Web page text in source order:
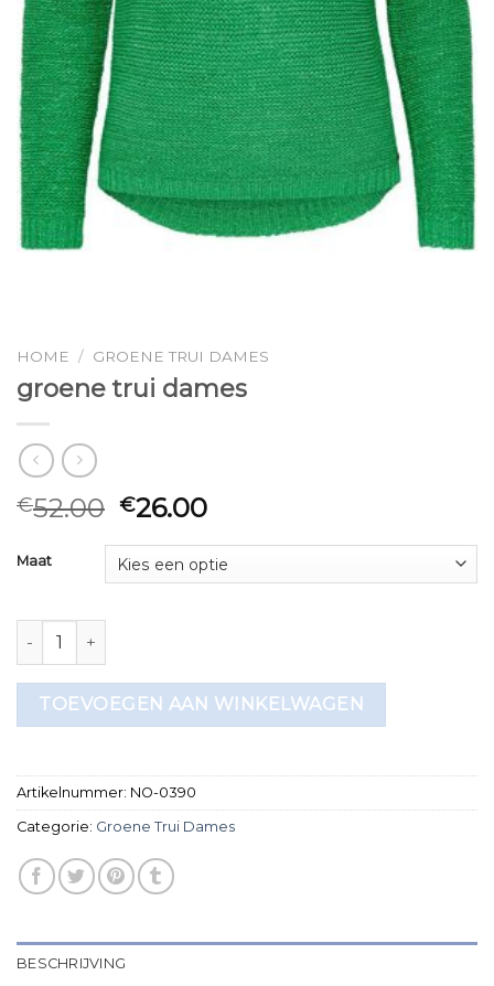
HOME / GROENE TRUI DAMES
groene trui dames
€52.00 €26.00
Maat
groene trui dames aantal
TOEVOEGEN AAN WINKELWAGEN
Artikelnummer: NO-0390
Categorie: Groene Trui Dames
BESCHRIJVING